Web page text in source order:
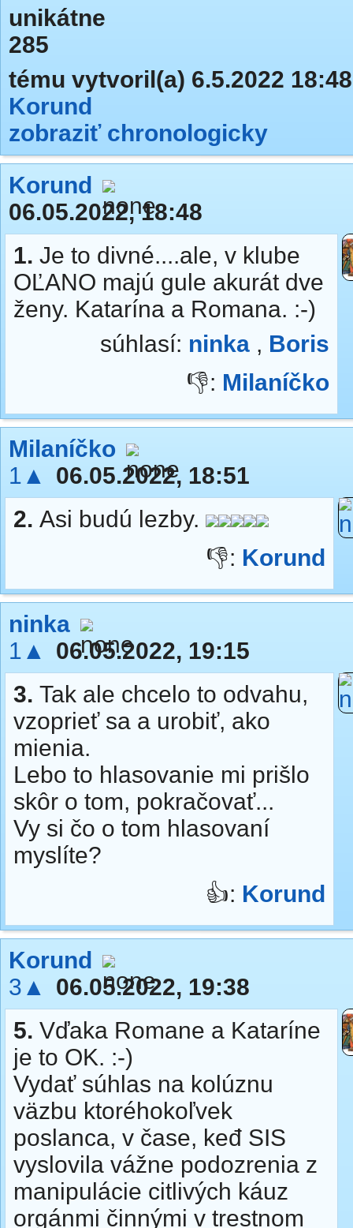
unikátne
285
tému vytvoril(a) 6.5.2022 18:48
Korund
zobraziť chronologicky
Korund
06.05.2022, 18:48
1. Je to divné....ale, v klube
OĽANO majú gule akurát dve
ženy. Katarína a Romana. :-)
súhlasí: ninka , Boris
👎: Milaníčko
Milaníčko
1▲
06.05.2022, 18:51
2. Asi budú lezby.
👎: Korund
ninka
1▲
06.05.2022, 19:15
3. Tak ale chcelo to odvahu,
vzoprieť sa a urobiť, ako
mienia.
Lebo to hlasovanie mi prišlo
skôr o tom, pokračovať...
Vy si čo o tom hlasovaní
myslíte?
👍: Korund
Korund
3▲
06.05.2022, 19:38
5. Vďaka Romane a Kataríne
je to OK. :-)
Vydať súhlas na kolúznu
väzbu ktoréhokoľvek
poslanca, v čase, keđ SIS
vyslovila vážne podozrenia z
manipulácie citlivých káuz
orgánmi činnými v trestnom